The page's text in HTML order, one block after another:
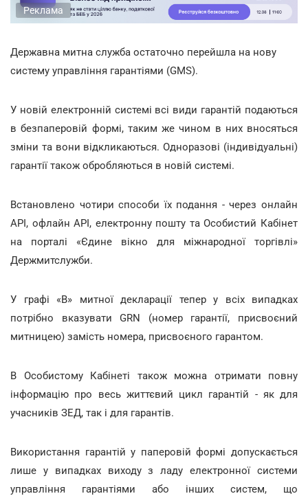
Реклама
Державна митна служба остаточно перейшла на нову
систему управління гарантіями (GMS).
У новій електронній системі всі види гарантій подаються
в безпаперовій формі, таким же чином в них вносяться
зміни та вони відкликаються. Одноразові (індивідуальні)
гарантії також обробляються в новій системі.
Встановлено чотири способи їх подання - через онлайн
API, офлайн API, електронну пошту та Особистий Кабінет
на порталі «Єдине вікно для міжнародної торгівлі»
Держмитслужби.
У графі «В» митної декларації тепер у всіх випадках
потрібно вказувати GRN (номер гарантії, присвоєний
митницею) замість номера, присвоєного гарантом.
В Особистому Кабінеті також можна отримати повну
інформацію про весь життєвий цикл гарантій - як для
учасників ЗЕД, так і для гарантів.
Використання гарантій у паперовій формі допускається
лише у випадках виходу з ладу електронної системи
управління гарантіями або інших систем, що